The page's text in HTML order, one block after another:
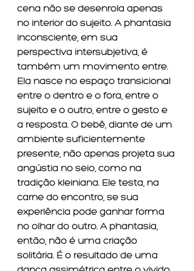
cena não se desenrola apenas
no interior do sujeito. A phantasia
inconsciente, em sua
perspectiva intersubjetiva, é
também um movimento entre.
Ela nasce no espaço transicional
entre o dentro e o fora, entre o
sujeito e o outro, entre o gesto e
a resposta. O bebê, diante de um
ambiente suficientemente
presente, não apenas projeta sua
angústia no seio, como na
tradição kleiniana. Ele testa, na
carne do encontro, se sua
experiência pode ganhar forma
no olhar do outro. A phantasia,
então, não é uma criação
solitária. É o resultado de uma